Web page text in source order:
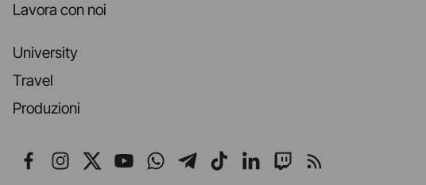
Lavora con noi
University
Travel
Produzioni
Seguici su Facebook
Seguici su Instagram
Seguici su X
Seguici su YouTube
Seguici su WhatsApp
Seguici su Telegram
Seguici su TikTok
Seguici su LinkedIn
Seguici su Twitch
Seguici su Rss